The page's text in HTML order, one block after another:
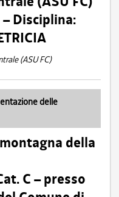
– Disciplina:
(ASU FC)
delle
della
C – presso